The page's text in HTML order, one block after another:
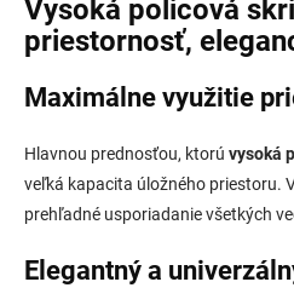
á
d
c
e
p
r
v
y
v
Vysoká policová
priestornosť,
Maximálne využitie
Hlavnou prednosťou, ktorú vysoká
veľká kapacita úložného priestoru.
prehľadné usporiadanie všetkých
Elegantný a